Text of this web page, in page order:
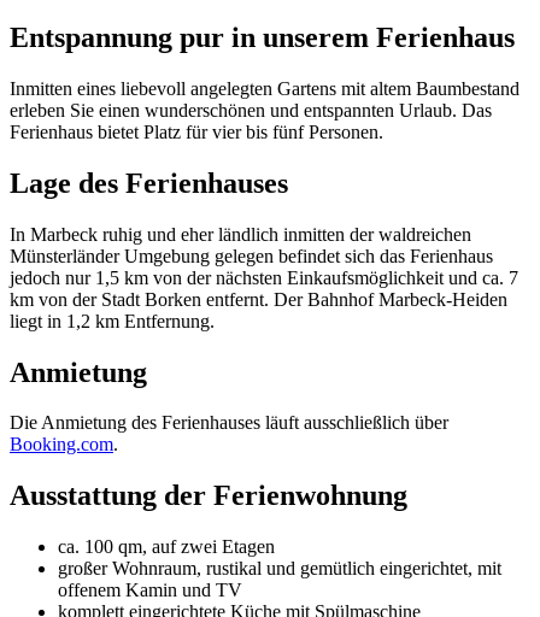
Entspannung pur in unserem Ferienhaus
Inmitten eines liebevoll angelegten Gartens mit altem Baumbestand
erleben Sie einen wunderschönen und entspannten Urlaub. Das
Ferienhaus bietet Platz für vier bis fünf Personen.
Lage des Ferienhauses
In Marbeck ruhig und eher ländlich inmitten der waldreichen
Münsterländer Umgebung gelegen befindet sich das Ferienhaus
jedoch nur 1,5 km von der nächsten Einkaufsmöglichkeit und ca. 7
km von der Stadt Borken entfernt. Der Bahnhof Marbeck-Heiden
liegt in 1,2 km Entfernung.
Anmietung
Die Anmietung des Ferienhauses läuft ausschließlich über
Booking.com.
Ausstattung der Ferienwohnung
ca. 100 qm, auf zwei Etagen
großer Wohnraum, rustikal und gemütlich eingerichtet, mit
offenem Kamin und TV
komplett eingerichtete Küche mit Spülmaschine